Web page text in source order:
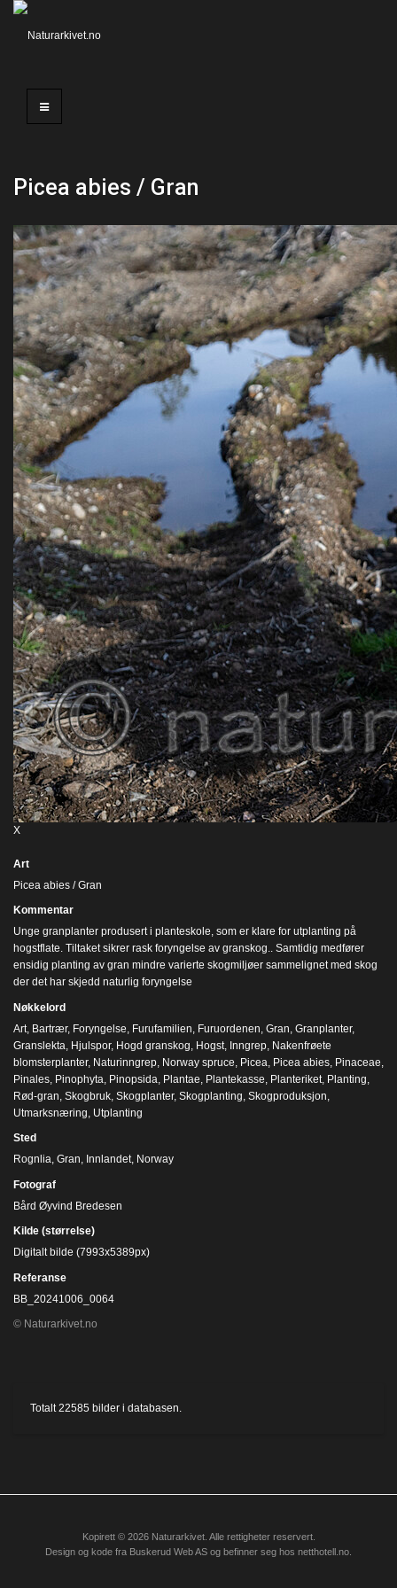
Picea abies / Gran
X
Art
Picea abies / Gran
Kommentar
Unge granplanter produsert i planteskole, som er klare for utplanting på
hogstflate. Tiltaket sikrer rask foryngelse av granskog.. Samtidig medfører
ensidig planting av gran mindre varierte skogmiljøer sammelignet med skog
der det har skjedd naturlig foryngelse
Nøkkelord
Art Bartrær, Foryngelse Furufamilien Furuordenen Gran Granplanter,
Granslekta Hjulspor, Hogd granskog Hogst Inngrep Nakenfrøete
blomsterplanter, Naturinngrep Norway spruce Picea Picea abies Pinaceae
Pinales Pinophyta Pinopsida Plantae Plantekasse Planteriket Planting
Rød-gran Skogbruk Skogplanter, Skogplanting Skogproduksjon
Utmarksnæring Utplanting
Sted
Rognlia, Gran, Innlandet, Norway
Fotograf
Bård Øyvind Bredesen
Kilde (størrelse)
Digitalt bilde (7993x5389px)
Referanse
BB_20241006_0064
© Naturarkivet.no
Totalt22585 bilder i databasen.
Kopirett © 2026 Naturarkivet. Alle rettigheter reservert.
Design og kode fra Buskerud Web AS og befinner seg hos netthotell.no